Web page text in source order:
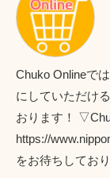
Chuko Onlineで
にしていただけ
おります！
https://
をお待ちしており